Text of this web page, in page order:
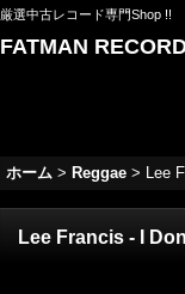
厳選中古レコード専門Shop !!
FATMAN
ホーム > Reggae > Lee
Lee Francis - I